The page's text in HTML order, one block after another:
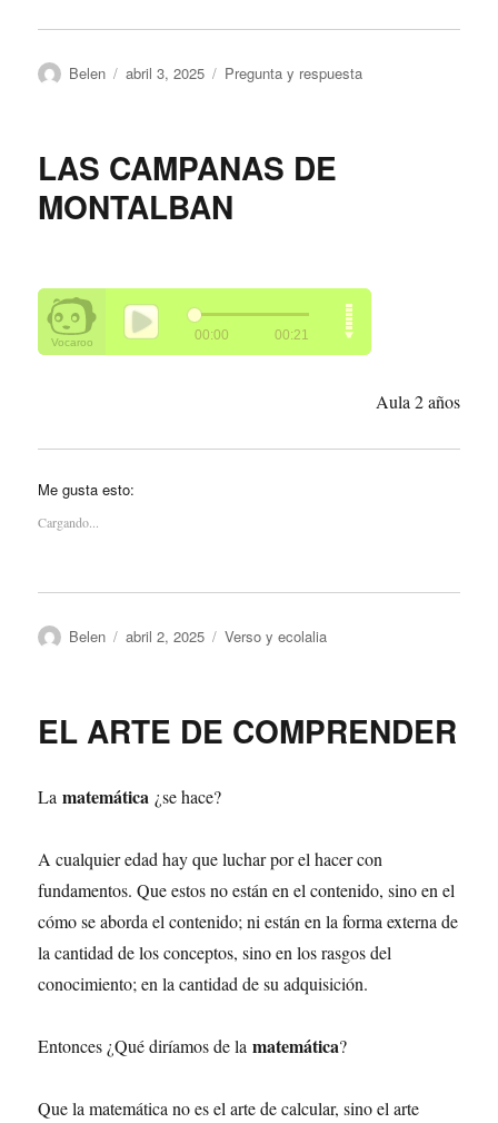
Autor
Belen
Publicado
abril 3, 2025 Categorías
Pregunta y respuesta
LAS CAMPANAS DE
MONTALBAN
Aula 2 años
Me gusta esto:
Cargando...
Autor
Belen
Publicado
abril 2, 2025 Categorías
Verso y ecolalia
EL ARTE DE COMPRENDER
Lamatemática¿se hace?
A cualquier edad hay que luchar por el hacer con
fundamentos. Que estos no están en el contenido, sino en el
cómo se aborda el contenido; ni están en la forma externa de
la cantidad de los conceptos, sino en los rasgos del
conocimiento; en la cantidad de su adquisición.
Entonces ¿Qué diríamos de lamatemática?
Que la matemática no es el arte de calcular, sino el arte